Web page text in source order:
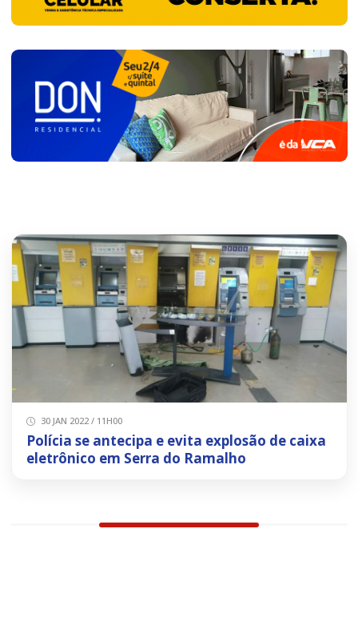
30 JAN 2022 / 11H00
Polícia se antecipa e evita explosão de caixa
eletrônico em Serra do Ramalho